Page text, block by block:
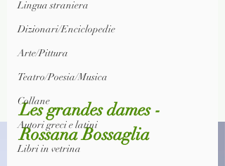
Lingua straniera
Dizionari/Enciclopedie
Arte/Pittura
Teatro/Poesia/Musica
Collane
Autori greci e latini
Libri in vetrina
Les grandes dames -
Rossana Bossaglia